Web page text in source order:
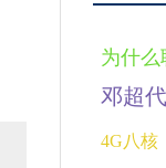
为什么
邓超
4G八核